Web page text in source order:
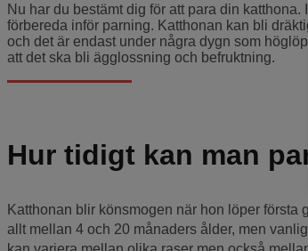
Nu har du bestämt dig för att para din
förbereda inför parning. Katthonan kan bli
och det är endast under några dygn som
att det ska bli ägglossning och befruktning.
Hur tidigt kan man
Katthonan blir könsmogen när hon löper
allt mellan 4 och 20 månaders ålder, men